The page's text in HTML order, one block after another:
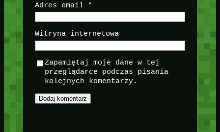
Adres email *
Witryna internetowa
Zapamiętaj moje dane w tej
przeglądarce podczas pisania
kolejnych komentarzy.